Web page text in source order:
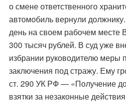
о смене ответственного
автомобиль вернули
день на своем рабочем месте
300 тысяч рублей. В суд уже
избрании руководителю меры
заключения под стражу. Ему
ст. 290 УК РФ — «Получение
взятки за незаконные